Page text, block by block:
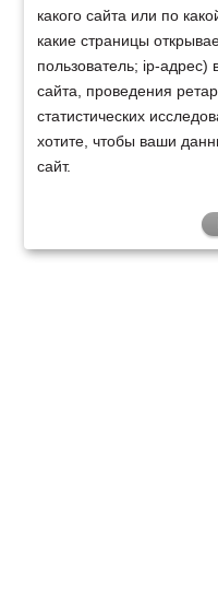
какого сайта или по
какие страницы
пользователь; ip-
сайта, проведения
статистических
хотите, чтобы ваши
сайт.